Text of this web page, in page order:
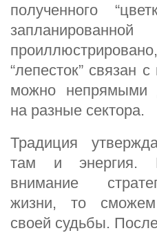
полученного
“лепесток” связан
можно непрямыми
на разные сектора.
Традиция
там и энергия.
внимание
жизни, то
своей судьбы.